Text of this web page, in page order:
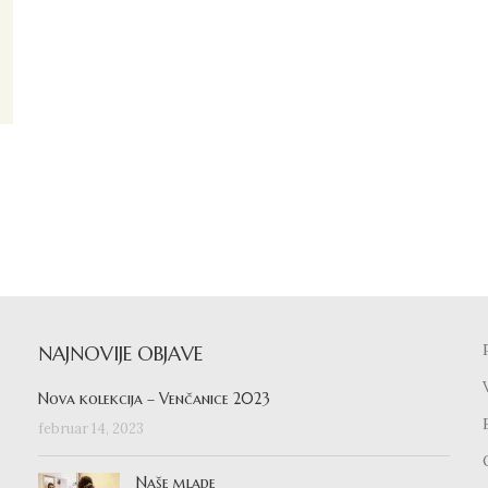
NAJNOVIJE OBJAVE
Nova kolekcija – Venčanice 2023
februar 14, 2023
Naše mlade